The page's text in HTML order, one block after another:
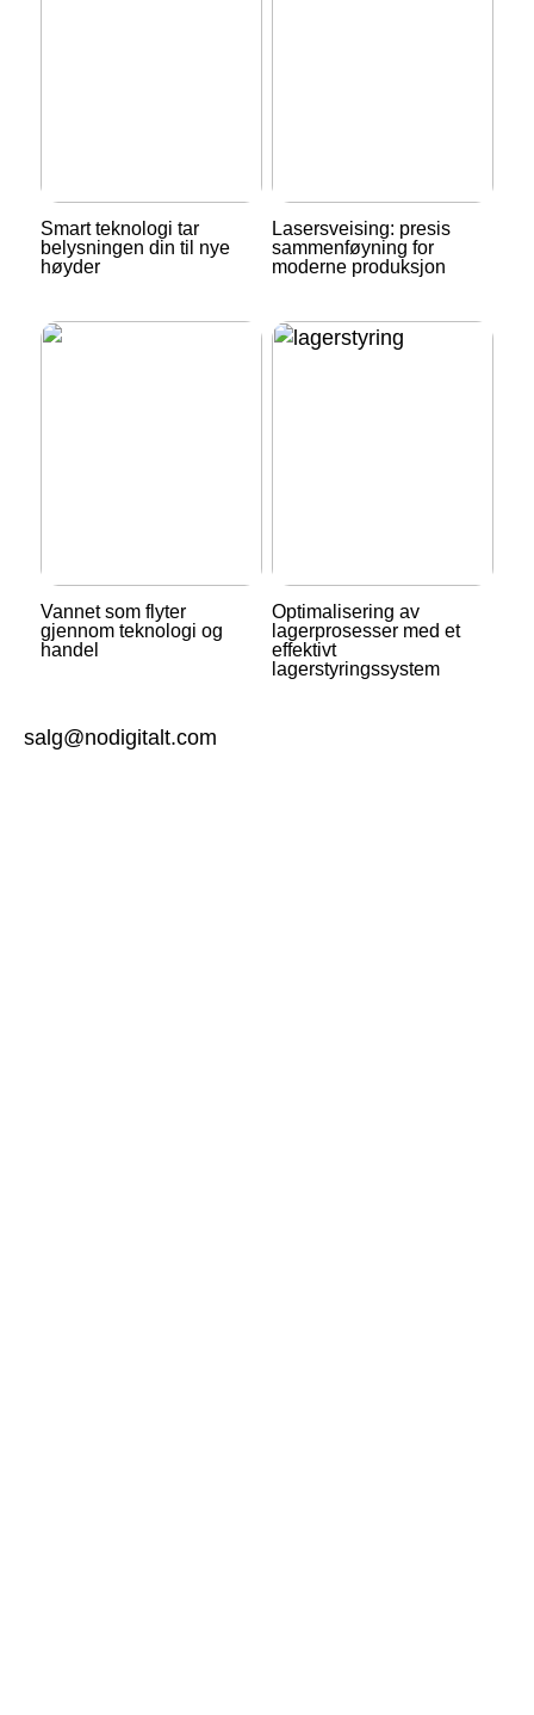
Smart teknologi tar
belysningen din til nye
høyder
Lasersveising: presis
sammenføyning for
moderne produksjon
Vannet som flyter
gjennom teknologi og
handel
Optimalisering av
lagerprosesser med et
effektivt
lagerstyringssystem
salg@nodigitalt.com